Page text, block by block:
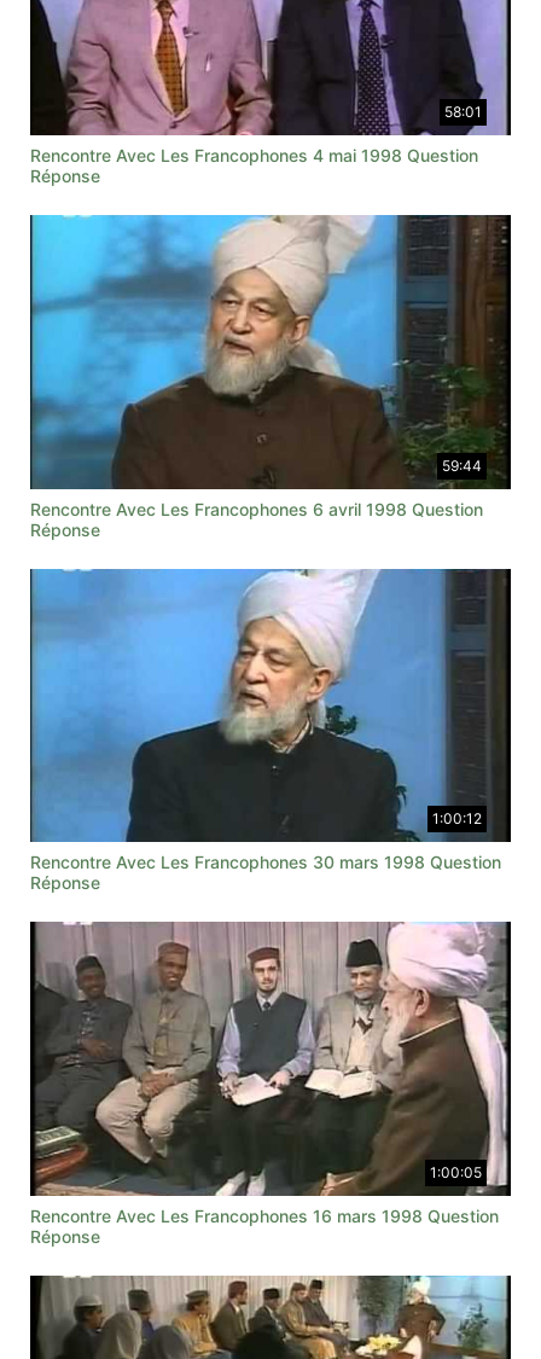
58:01
Rencontre Avec Les Francophones 4 mai 1998 Question
Réponse
59:44
Rencontre Avec Les Francophones 6 avril 1998 Question
Réponse
1:00:12
Rencontre Avec Les Francophones 30 mars 1998 Question
Réponse
1:00:05
Rencontre Avec Les Francophones 16 mars 1998 Question
Réponse